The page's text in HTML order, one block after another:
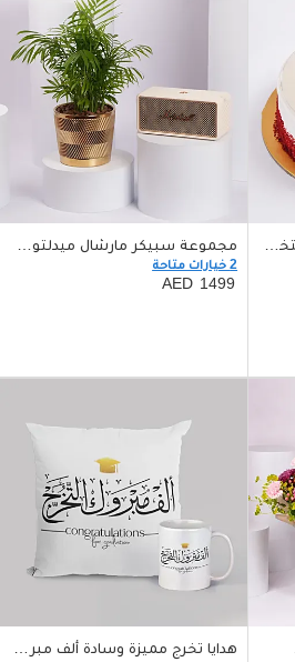
كيكة ريد فيلفت مخصصة للتخرج نصف كيلو مجموعة سبيكر مارشال ميدلتون II مع أصيص ذهبي
2 خيارات متاحة
1499